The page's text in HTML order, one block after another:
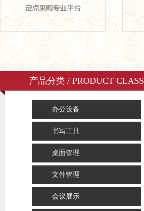
产品分类 / PRODUCT CLASS
办公设备
书写工具
桌面管理
文件管理
会议展示